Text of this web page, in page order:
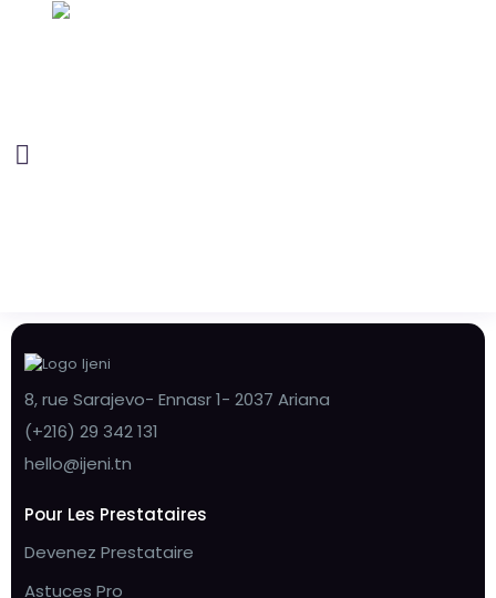
8, rue Sarajevo- Ennasr 1- 2037 Ariana
(+216) 29 342 131
hello@ijeni.tn
Pour Les Prestataires
Devenez Prestataire
Astuces Pro